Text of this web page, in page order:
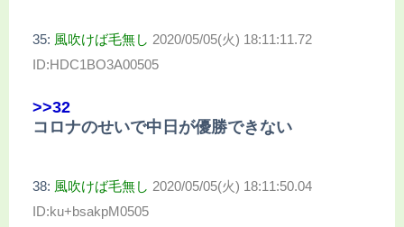
35: 風吹けば毛無し 2020/05/05(火) 18:11:11.72
ID:HDC1BO3A00505
>>32
コロナのせいで中日が優勝できない
38: 風吹けば毛無し 2020/05/05(火) 18:11:50.04
ID:ku+bsakpM0505